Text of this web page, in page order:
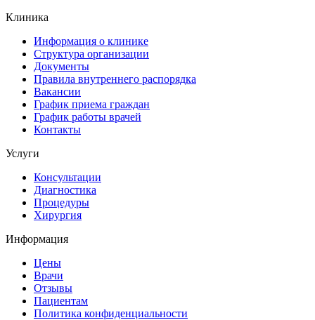
Клиника
Информация о клинике
Структура организации
Документы
Правила внутреннего распорядка
Вакансии
График приема граждан
График работы врачей
Контакты
Услуги
Консультации
Диагностика
Процедуры
Хирургия
Информация
Цены
Врачи
Отзывы
Пациентам
Политика конфиденциальности